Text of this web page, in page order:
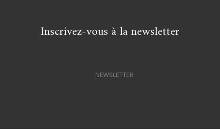
Inscrivez-vous à la newsletter
NEWSLETTER